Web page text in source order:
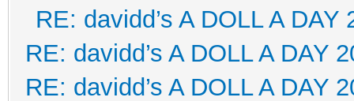
RE: davidd’s A DOLL A DAY
RE: davidd’s A DOLL A DAY
RE: davidd’s A DOLL A DAY